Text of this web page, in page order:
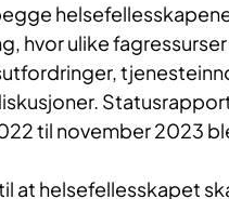
hvor ulike
til november 2023
at helsefellesskapet